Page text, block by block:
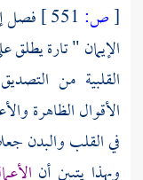
[ص:
فصل
الإيمان " تارة يطلق
القلبية من
الأقوال الظاهرة
في القلب والبدن